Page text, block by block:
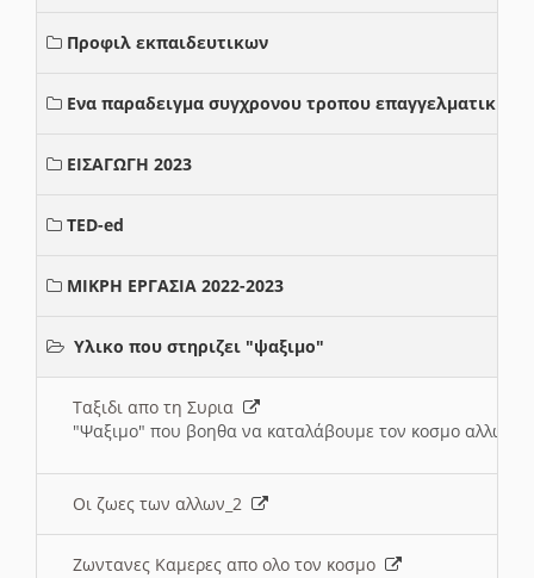
Προφιλ εκπαιδευτικων
Ενα παραδειγμα συγχρονου τροπου επαγγελματικης
ΕΙΣΑΓΩΓΗ 2023
TED-ed
ΜΙΚΡΗ ΕΡΓΑΣΙΑ 2022-2023
Υλικο που στηριζει "ψαξιμο"
Ταξιδι απο τη Συρια
"Ψαξιμο" που βοηθα να καταλάβουμε τον κοσμο αλλων
Οι ζωες των αλλων_2
Ζωντανες Καμερες απο ολο τον κοσμο